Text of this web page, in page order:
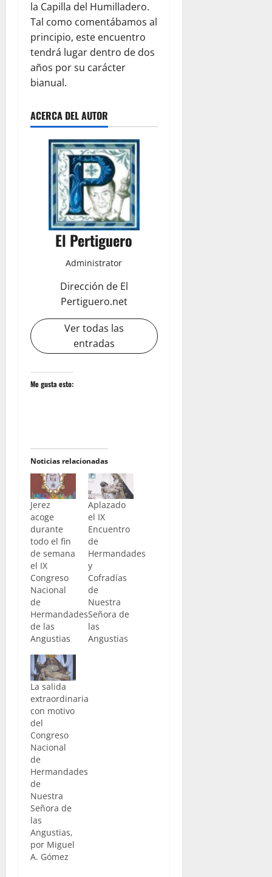
la Capilla del Humilladero.
Tal como comentábamos al
principio, este encuentro
tendrá lugar dentro de dos
años por su carácter
bianual.
ACERCA DEL AUTOR
El Pertiguero
Administrator
Dirección de El
Pertiguero.net
Ver todas las
entradas
Me gusta esto:
Noticias relacionadas
Jerez
acoge
durante
todo el fin
de semana
el IX
Congreso
Nacional
de
Hermandades
de las
Angustias
Aplazado
el IX
Encuentro
de
Hermandades
y
Cofradías
de
Nuestra
Señora de
las
Angustias
La salida
extraordinaria
con motivo
del
Congreso
Nacional
de
Hermandades
de
Nuestra
Señora de
las
Angustias,
por Miguel
A. Gómez